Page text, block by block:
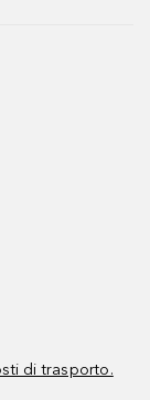
di trasporto.